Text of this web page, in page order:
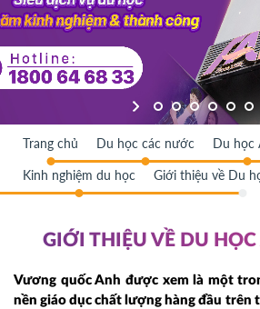
Trang chủ Du học các nước Du học
Kinh nghiệm du học Giới thiệu về Du
GIỚI THIỆU VỀ DU
Vương quốc Anh được xem là một
nền giáo dục chất lượng hàng đầu trên